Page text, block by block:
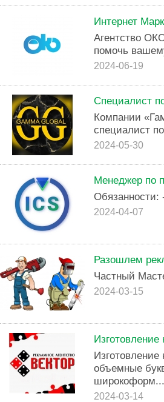
Интернет
Агентство
помочь
2024-06-19
Специалист
Компании
специалист
2024-05-30
Менеджер по
Обязанности:
2024-04-07
Разошлем
Частный
2024-03-15
объемные
широкоформ...
2024-03-14